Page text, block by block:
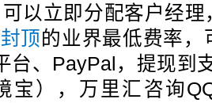
以立即分配客户经理
顶的业界最低费率
台、PayPal，提现到
宝），万里汇咨询